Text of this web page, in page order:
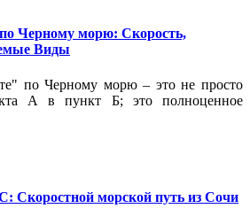
Черному морю: Скорость,
Виды
по Черному морю – это не просто
А в пункт Б; это полноценное
морской путь из Сочи